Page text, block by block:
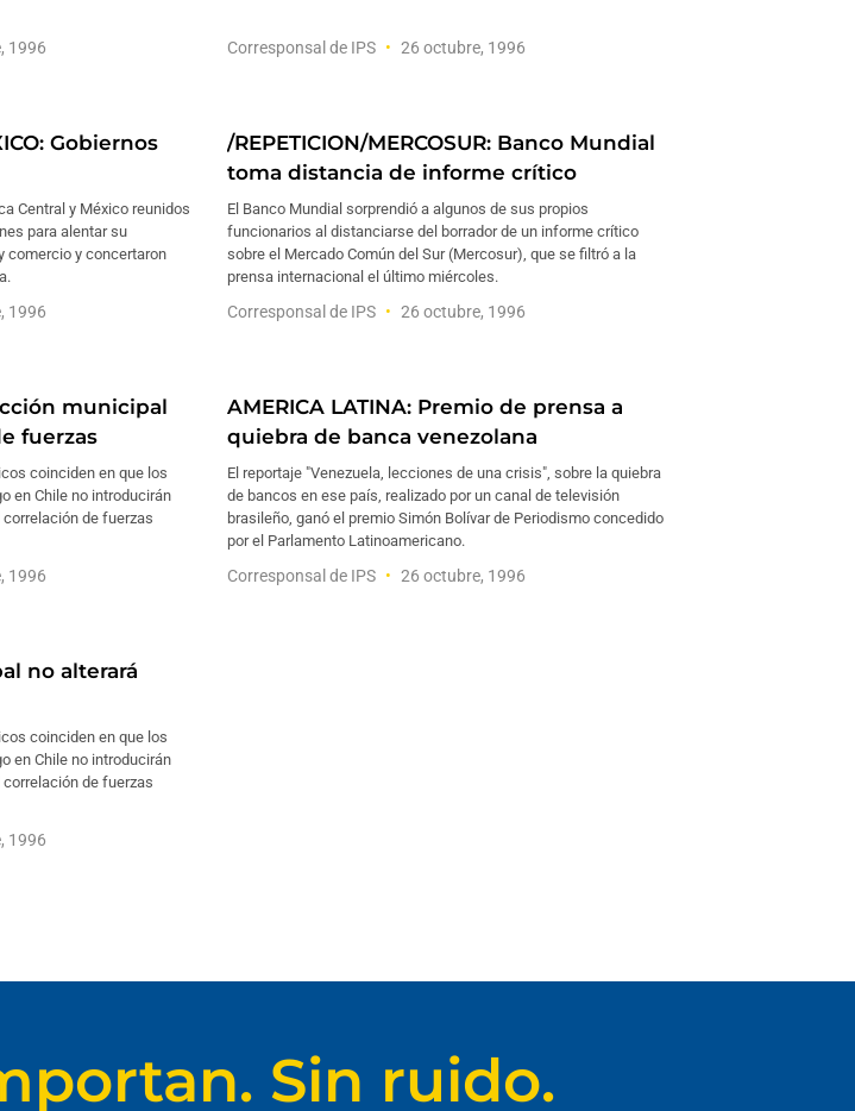
1996 Corresponsal de IPS 26 octubre, 1996
Gobiernos
Central y México reunidos
para alentar su
comercio y concertaron
1996
/REPETICION/MERCOSUR: Banco Mundial
toma distancia de informe crítico
El Banco Mundial sorprendió a algunos de sus propios
funcionarios al distanciarse del borrador de un informe crítico
sobre el Mercado Común del Sur (Mercosur), que se filtró a la
prensa internacional el último miércoles.
Corresponsal de IPS 26 octubre, 1996
municipal
fuerzas
coinciden en que los
en Chile no introducirán
de fuerzas
1996
AMERICA LATINA: Premio de prensa a
quiebra de banca venezolana
El reportaje "Venezuela, lecciones de una crisis", sobre la quiebra
de bancos en ese país, realizado por un canal de televisión
brasileño, ganó el premio Simón Bolívar de Periodismo concedido
por el Parlamento Latinoamericano.
Corresponsal de IPS 26 octubre, 1996
no alterará
coinciden en que los
en Chile no introducirán
de fuerzas
1996
Sin ruido.